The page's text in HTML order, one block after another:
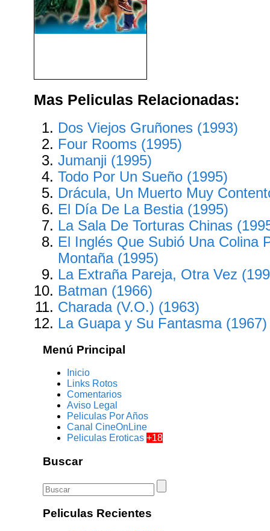
Mas Peliculas Relacionadas:
Dos Viejos Gruñones (1993)
Four Rooms (1995)
Jumanji (1995)
Todo Por Un Sueño (1995)
Drácula, Un Muerto Muy
El Día De La Bestia (1995)
La Sala De Torturas Chinas
El Inglés Que Subió Una Colina
Montaña (1995)
La Extraña Pareja, Otra Vez
Batman (1966)
Charada (V.O.) (1963)
La Guapa y Su Fantasma (1967)
Menú Principal
Inicio
Links Rotos
Comentarios
Aviso Legal
Peliculas Por Años
Canal CineOnLine
Peliculas Eroticas+18
Buscar
Peliculas Recientes